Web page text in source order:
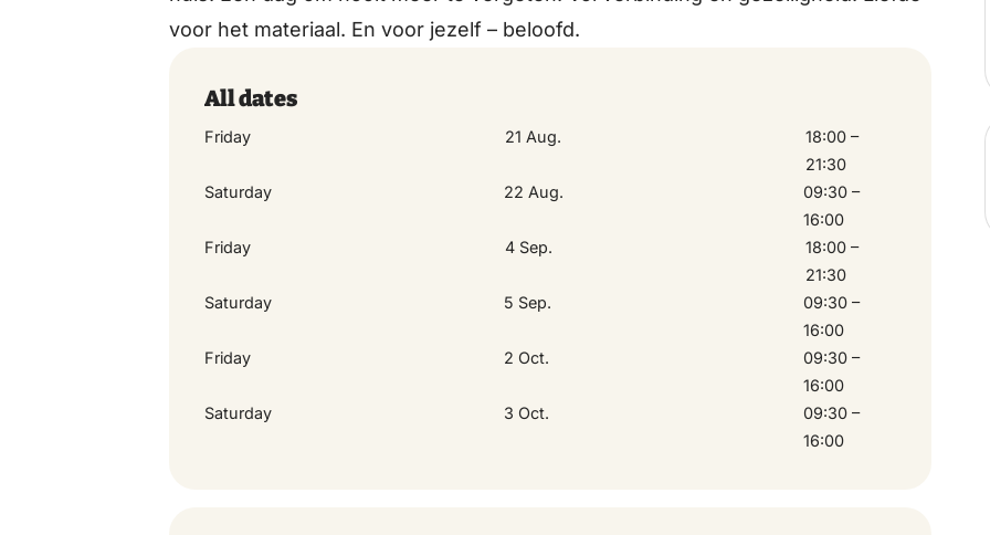
voor het materiaal. En voor jezelf – beloofd.
All dates
Friday 21 Aug.
18:00 –
21:30
Saturday
22 Aug.
09:30 –
16:00
Friday
4 Sep.
18:00 –
21:30
Saturday
5 Sep.
09:30 –
16:00
Friday
2 Oct.
09:30 –
16:00
Saturday
3 Oct.
09:30 –
16:00